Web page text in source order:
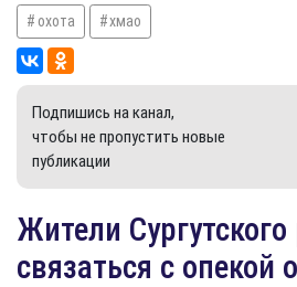
охота хмао
Подпишись на канал,
чтобы не пропустить новые
публикации
Жители
связаться с опекой